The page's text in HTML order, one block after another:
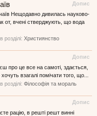
Допис
Нещодавно дивилась науково-
от, вчені стверджують, що вода
в розділі: Християнство
Допис
про це все на самоті, здається,
взагалі помічати того, що...
в розділі: Філософія та мораль
Допис
рацію, в решті решт винні